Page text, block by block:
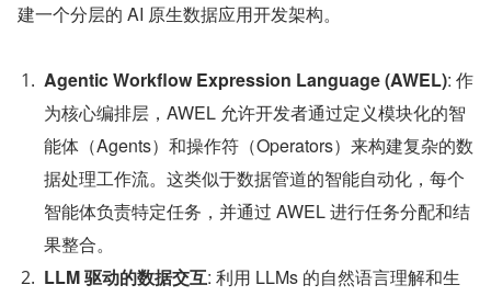
建一个分层的 AI 原生数据应用开发架构。
Agentic Workflow Expression Language (AWEL): 作
为核心编排层，AWEL 允许开发者通过定义模块化的智
能体（Agents）和操作符（Operators）来构建复杂的数
据处理工作流。这类似于数据管道的智能自动化，每个
智能体负责特定任务，并通过 AWEL 进行任务分配和结
果整合。
LLM 驱动的数据交互: 利用 LLMs 的自然语言理解和生